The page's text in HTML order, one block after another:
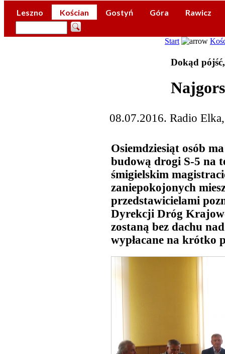
Leszno Kościan Gostyń Góra Rawicz
Start
Dokąd
08.07.2016. Radio
Osiemdziesiąt osób
budową drogi S-5 na
śmigielskim
zaniepokojonych
przedstawicielami
Dyrekcji Dróg
zostaną bez dachu
wypłacane na krótko